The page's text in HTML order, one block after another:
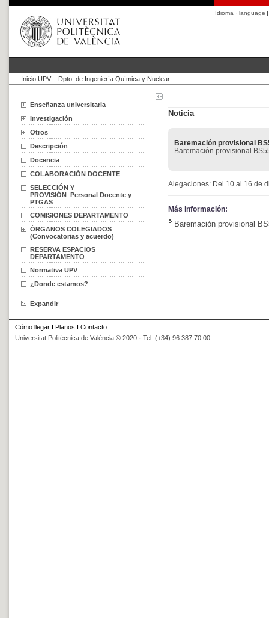
Idioma · language
Inicio UPV :: Dpto. de Ingeniería Química y Nuclear
Enseñanza universitaria
Investigación
Otros
Descripción
Docencia
COLABORACIÓN DOCENTE
SELECCIÓN Y
PROVISIÓN_Personal Docente y
PTGAS
COMISIONES DEPARTAMENTO
ÓRGANOS COLEGIADOS
(Convocatorias y acuerdo)
RESERVA ESPACIOS
DEPARTAMENTO
Normativa UPV
¿Donde estamos?
Expandir
Noticia
Baremación provisional
Baremación provisional
Alegaciones: Del 10 al 16 de
Más información:
Baremación provisional
Cómo llegar I Planos I Contacto
Universitat Politècnica de València © 2020 · Tel. (+34) 96 387 70 00